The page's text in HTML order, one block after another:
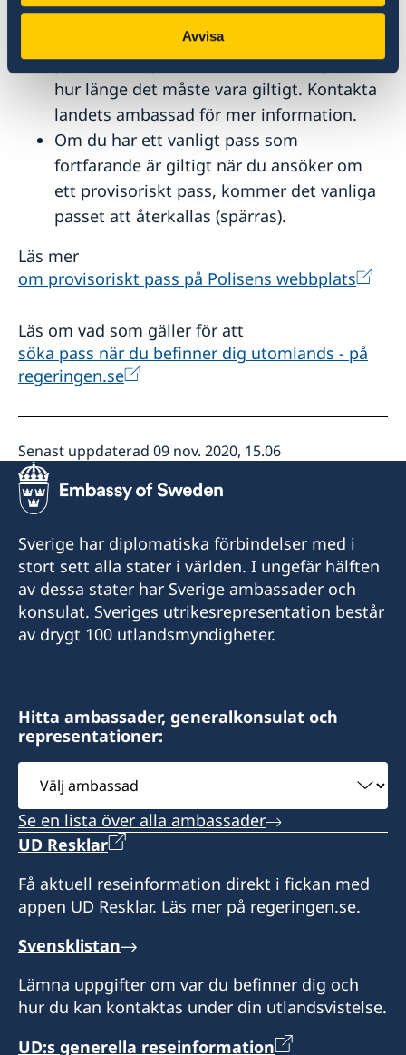
Avvisa
Du måste själv ta reda på om landet du
ska resa till accepterar ett svenskt
provisoriskt pass som resehandling och
hur länge det måste vara giltigt. Kontakta
landets ambassad för mer information.
Om du har ett vanligt pass som
fortfarande är giltigt när du ansöker om
ett provisoriskt pass, kommer det vanliga
passet att återkallas (spärras).
Läs mer
om provisoriskt pass på Polisens webbplats
Läs om vad som gäller för att
söka pass när du befinner dig utomlands - på
regeringen.se
Senast uppdaterad 09 nov. 2020, 15.06
Sverige har diplomatiska förbindelser med i
stort sett alla stater i världen. I ungefär hälften
av dessa stater har Sverige ambassader och
konsulat. Sveriges utrikesrepresentation består
av drygt 100 utlandsmyndigheter.
Hitta ambassader, generalkonsulat och
representationer:
Välj
ambassad
Se en lista över alla ambassader
UD Resklar
Få aktuell reseinformation direkt i fickan med
appen UD Resklar. Läs mer på regeringen.se.
Svensklistan
Lämna uppgifter om var du befinner dig och
hur du kan kontaktas under din utlandsvistelse.
UD:s generella reseinformation